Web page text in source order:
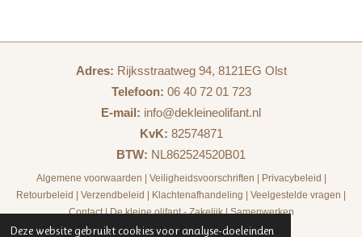
Deze website gebruikt cookies voor analyse-doeleinden
Adres: Rijksstraatweg 94, 8121EG Olst
Telefoon: 06 40 72 01 723
E-mail: info@dekleineolifant.nl
KvK: 82574871
BTW: NL862524520B01
Algemene voorwaarden Veiligheidsvoorschriften Privacybeleid
Retourbeleid
Verzendbeleid Klachtenafhandeling Veelgestelde vragen
Contact|De kleine olifant - Zakelijk|Samenwerken